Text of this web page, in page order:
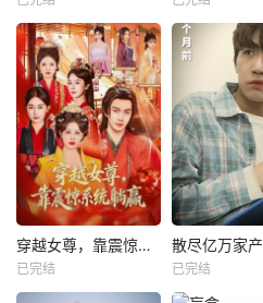
穿越女尊，靠震惊系统躺赢
已完结
散尽亿万家产
已完结